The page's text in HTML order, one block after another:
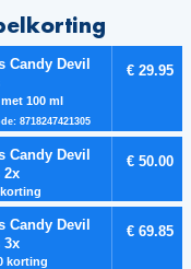
Candy Devil
100 ml
8718247421305
€ 29.95
Candy Devil
2x
korting
€ 50.00
Candy Devil
3x
korting
€ 69.85